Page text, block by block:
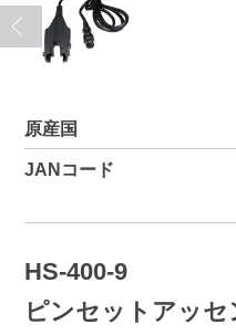
原産国
JANコード
HS-400-9
ピンセットアッセ